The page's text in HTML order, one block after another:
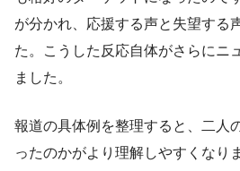
が分かれ、応援する声と失望する
た。こうした反応自体がさらにニ
ました。
報道の具体例を整理すると、二人
ったのかがより理解しやすくなり